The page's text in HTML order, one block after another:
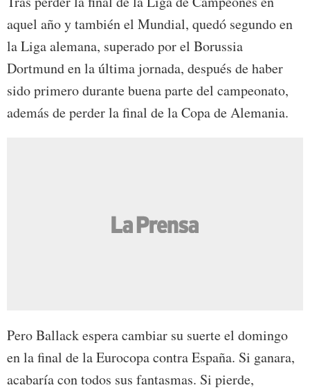
aquel año y también el Mundial, quedó segundo en
la Liga alemana, superado por el Borussia
Dortmund en la última jornada, después de haber
sido primero durante buena parte del campeonato,
además de perder la final de la Copa de Alemania.
Pero Ballack espera cambiar su suerte el domingo
en la final de la Eurocopa contra España. Si ganara,
acabaría con todos sus fantasmas. Si pierde,